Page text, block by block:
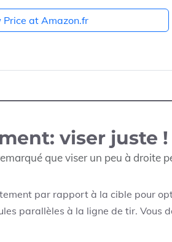
Price at Amazon.fr
viser juste !
que viser un peu à droite
par rapport à la cible pour
parallèles à la ligne de tir. Vous